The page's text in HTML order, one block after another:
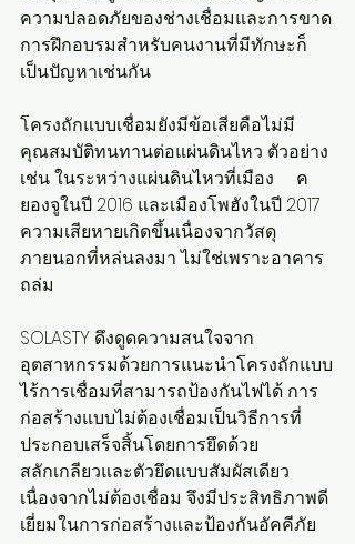
ความปลอดภัยของช่างเชื่อมและการขาด
การฝึกอบรมสำหรับคนงานที่มีทักษะก็
เป็นปัญหาเช่นกัน
โครงถักแบบเชื่อมยังมีข้อเสียคือไม่มี
คุณสมบัติทนทานต่อแผ่นดินไหว ตัวอย่าง
เช่น ในระหว่างแผ่นดินไหวที่เมือง     ค
ยองจูในปี 2016 และเมืองโพฮังในปี 2017
ความเสียหายเกิดขึ้นเนื่องจากวัสดุ
ภายนอกที่หล่นลงมา ไม่ใช่เพราะอาคาร
ถล่ม
SOLASTY ดึงดูดความสนใจจาก
อุตสาหกรรมด้วยการแนะนำโครงถักแบบ
ไร้การเชื่อมที่สามารถป้องกันไฟได้ การ
ก่อสร้างแบบไม่ต้องเชื่อมเป็นวิธีการที่
ประกอบเสร็จสิ้นโดยการยึดด้วย
สลักเกลียวและตัวยึดแบบสัมผัสเดียว
เนื่องจากไม่ต้องเชื่อม จึงมีประสิทธิภาพดี
เยี่ยมในการก่อสร้างและป้องกันอัคคีภัย